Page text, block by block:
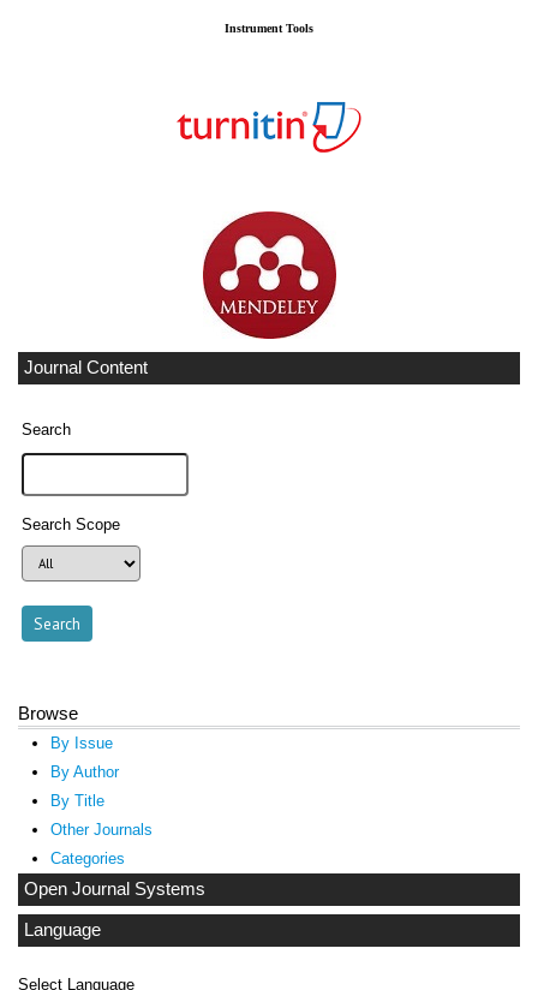
Instrument Tools
Journal Content
Search
Search Scope
Browse
By Issue
By Author
By Title
Other Journals
Categories
Open Journal Systems
Language
Select Language